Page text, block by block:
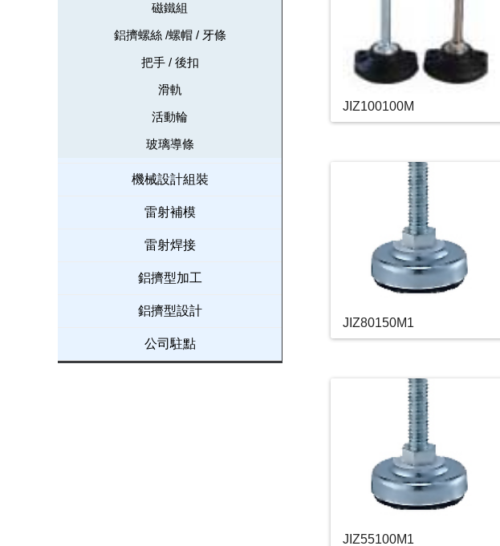
磁鐵組
鋁擠螺絲 /螺帽 / 牙條
把手 / 後扣
滑軌
活動輪
玻璃導條
機械設計組裝
雷射補模
雷射焊接
鋁擠型加工
鋁擠型設計
公司駐點
JIZ100100M
JIZ80150M1
JIZ55100M1